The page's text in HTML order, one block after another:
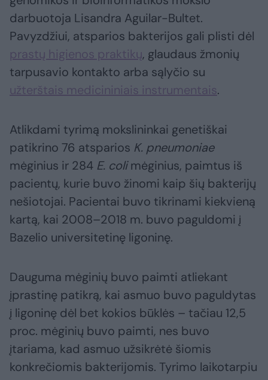
darbuotoja Lisandra Aguilar-Bultet.
Pavyzdžiui, atsparios bakterijos gali plisti dėl
prastų higienos praktikų, glaudaus žmonių
tarpusavio kontakto arba sąlyčio su
užterštais medicininiais instrumentais.
Atlikdami tyrimą mokslininkai genetiškai
patikrino 76 atsparios K. pneumoniae
mėginius ir 284 E. colimėginius, paimtus iš
pacientų, kurie buvo žinomi kaip šių bakterijų
nešiotojai. Pacientai buvo tikrinami kiekvieną
kartą, kai 2008–2018 m. buvo paguldomi į
Bazelio universitetinę ligoninę.
Dauguma mėginių buvo paimti atliekant
įprastinę patikrą, kai asmuo buvo paguldytas
į ligoninę dėl bet kokios būklės – tačiau 12,5
proc. mėginių buvo paimti, nes buvo
įtariama, kad asmuo užsikrėtė šiomis
konkrečiomis bakterijomis. Tyrimo laikotarpiu